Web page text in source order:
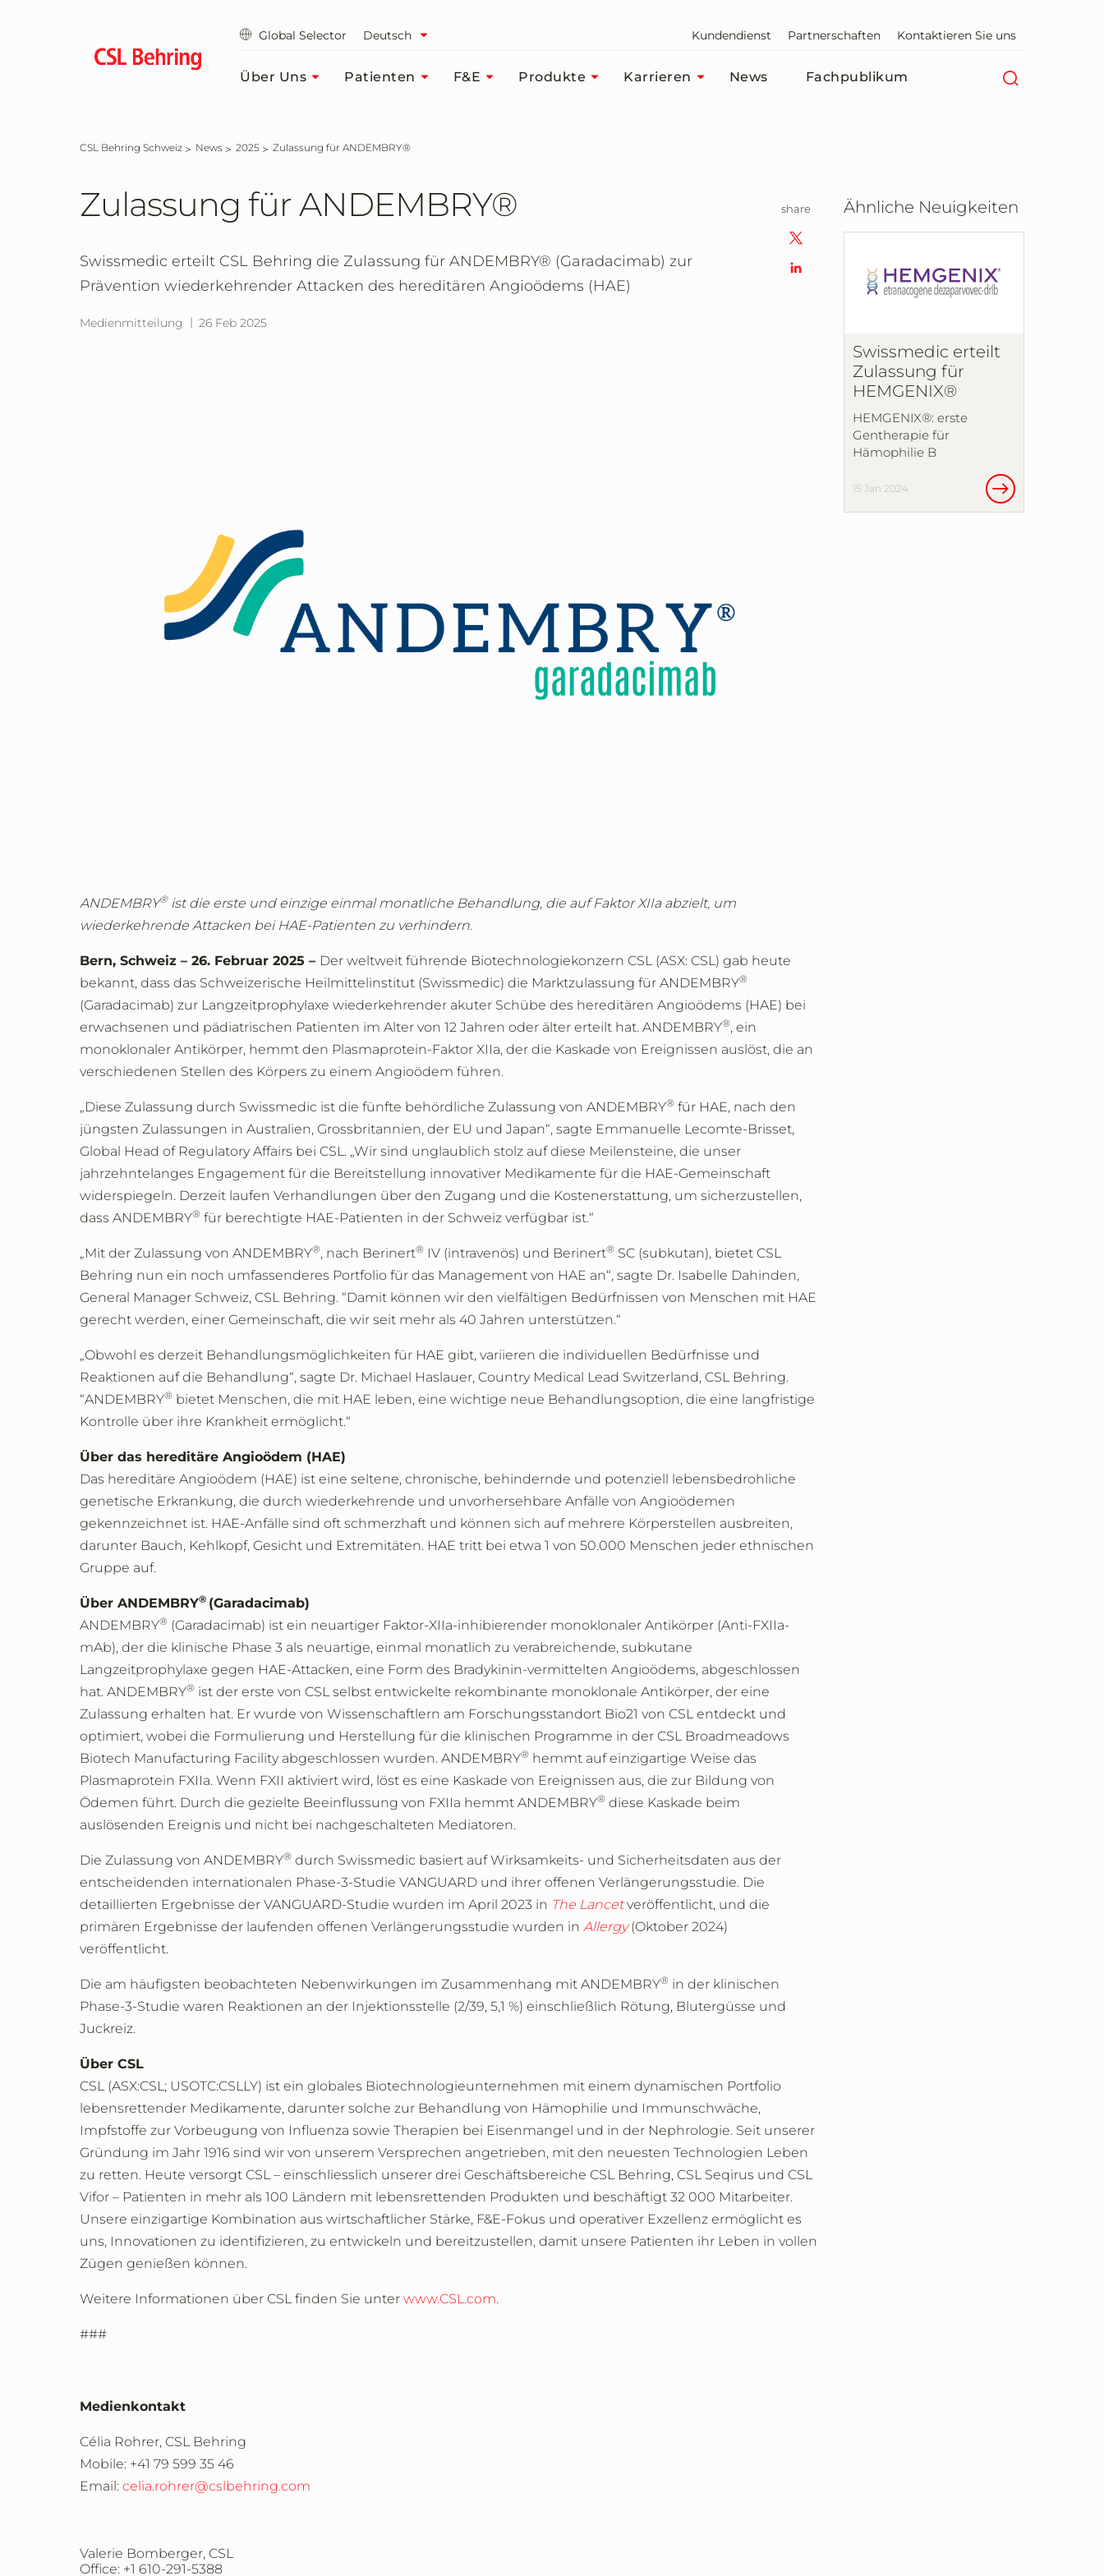
Global Selector Deutsch Kundendienst Partnerschaften Kontaktieren Sie uns
Über Uns Patienten F&E Produkte Karrieren News Fachpublikum
CSL Behring Schweiz News 2025 Zulassung für ANDEMBRY®
Zulassung für ANDEMBRY®
Swissmedic erteilt CSL Behring die Zulassung für ANDEMBRY® (Garadacimab) zur
Prävention wiederkehrender Attacken des hereditären Angioödems (HAE)
Medienmitteilung 26 Feb 2025
ANDEMBRY®ist die erste und einzige einmal monatliche Behandlung, die auf Faktor XIIa abzielt, um
wiederkehrende Attacken bei HAE-Patienten zu verhindern.
Bern, Schweiz – 26. Februar 2025 – Der weltweit führende Biotechnologiekonzern CSL (ASX: CSL) gab heute
bekannt, dass das Schweizerische Heilmittelinstitut (Swissmedic) die Marktzulassung für ANDEMBRY®
(Garadacimab) zur Langzeitprophylaxe wiederkehrender akuter Schübe des hereditären Angioödems (HAE) bei
erwachsenen und pädiatrischen Patienten im Alter von 12 Jahren oder älter erteilt hat. ANDEMBRY®, ein
monoklonaler Antikörper, hemmt den Plasmaprotein-Faktor XIIa, der die Kaskade von Ereignissen auslöst, die an
verschiedenen Stellen des Körpers zu einem Angioödem führen.
„Diese Zulassung durch Swissmedic ist die fünfte behördliche Zulassung von ANDEMBRY® für HAE, nach den
jüngsten Zulassungen in Australien, Grossbritannien, der EU und Japan“, sagte Emmanuelle Lecomte-Brisset,
Global Head of Regulatory Affairs bei CSL. „Wir sind unglaublich stolz auf diese Meilensteine, die unser
jahrzehntelanges Engagement für die Bereitstellung innovativer Medikamente für die HAE-Gemeinschaft
widerspiegeln. Derzeit laufen Verhandlungen über den Zugang und die Kostenerstattung, um sicherzustellen,
dass ANDEMBRY® für berechtigte HAE-Patienten in der Schweiz verfügbar ist.“
„Mit der Zulassung von ANDEMBRY®, nach Berinert® IV (intravenös) und Berinert® SC (subkutan), bietet CSL
Behring nun ein noch umfassenderes Portfolio für das Management von HAE an“, sagte Dr. Isabelle Dahinden,
General Manager Schweiz, CSL Behring. “Damit können wir den vielfältigen Bedürfnissen von Menschen mit HAE
gerecht werden, einer Gemeinschaft, die wir seit mehr als 40 Jahren unterstützen.“
„Obwohl es derzeit Behandlungsmöglichkeiten für HAE gibt, variieren die individuellen Bedürfnisse und
Reaktionen auf die Behandlung“, sagte Dr. Michael Haslauer, Country Medical Lead Switzerland, CSL Behring.
“ANDEMBRY® bietet Menschen, die mit HAE leben, eine wichtige neue Behandlungsoption, die eine langfristige
Kontrolle über ihre Krankheit ermöglicht.“
Über das hereditäre Angioödem (HAE)
Das hereditäre Angioödem (HAE) ist eine seltene, chronische, behindernde und potenziell lebensbedrohliche
genetische Erkrankung, die durch wiederkehrende und unvorhersehbare Anfälle von Angioödemen
gekennzeichnet ist. HAE-Anfälle sind oft schmerzhaft und können sich auf mehrere Körperstellen ausbreiten,
darunter Bauch, Kehlkopf, Gesicht und Extremitäten. HAE tritt bei etwa 1 von 50.000 Menschen jeder ethnischen
Gruppe auf.
Über ANDEMBRY® (Garadacimab)
ANDEMBRY® (Garadacimab) ist ein neuartiger Faktor-XIIa-inhibierender monoklonaler Antikörper (Anti-FXIIa-
mAb), der die klinische Phase 3 als neuartige, einmal monatlich zu verabreichende, subkutane
Langzeitprophylaxe gegen HAE-Attacken, eine Form des Bradykinin-vermittelten Angioödems, abgeschlossen
hat. ANDEMBRY® ist der erste von CSL selbst entwickelte rekombinante monoklonale Antikörper, der eine
Zulassung erhalten hat. Er wurde von Wissenschaftlern am Forschungsstandort Bio21 von CSL entdeckt und
optimiert, wobei die Formulierung und Herstellung für die klinischen Programme in der CSL Broadmeadows
Biotech Manufacturing Facility abgeschlossen wurden. ANDEMBRY® hemmt auf einzigartige Weise das
Plasmaprotein FXIIa. Wenn FXII aktiviert wird, löst es eine Kaskade von Ereignissen aus, die zur Bildung von
Ödemen führt. Durch die gezielte Beeinflussung von FXIIa hemmt ANDEMBRY® diese Kaskade beim
auslösenden Ereignis und nicht bei nachgeschalteten Mediatoren.
Die Zulassung von ANDEMBRY® durch Swissmedic basiert auf Wirksamkeits- und Sicherheitsdaten aus der
entscheidenden internationalen Phase-3-Studie VANGUARD und ihrer offenen Verlängerungsstudie. Die
detaillierten Ergebnisse der VANGUARD-Studie wurden im April 2023 in The Lancetveröffentlicht, und die
primären Ergebnisse der laufenden offenen Verlängerungsstudie wurden in Allergy(Oktober 2024)
veröffentlicht.
Die am häufigsten beobachteten Nebenwirkungen im Zusammenhang mit ANDEMBRY® in der klinischen
Phase-3-Studie waren Reaktionen an der Injektionsstelle (2/39, 5,1 %) einschließlich Rötung, Blutergüsse und
Juckreiz.
Über CSL
CSL (ASX:CSL; USOTC:CSLLY) ist ein globales Biotechnologieunternehmen mit einem dynamischen Portfolio
lebensrettender Medikamente, darunter solche zur Behandlung von Hämophilie und Immunschwäche,
Impfstoffe zur Vorbeugung von Influenza sowie Therapien bei Eisenmangel und in der Nephrologie. Seit unserer
Gründung im Jahr 1916 sind wir von unserem Versprechen angetrieben, mit den neuesten Technologien Leben
zu retten. Heute versorgt CSL – einschliesslich unserer drei Geschäftsbereiche CSL Behring, CSL Seqirus und CSL
Vifor – Patienten in mehr als 100 Ländern mit lebensrettenden Produkten und beschäftigt 32 000 Mitarbeiter.
Unsere einzigartige Kombination aus wirtschaftlicher Stärke, F&E-Fokus und operativer Exzellenz ermöglicht es
uns, Innovationen zu identifizieren, zu entwickeln und bereitzustellen, damit unsere Patienten ihr Leben in vollen
Zügen genießen können.
Weitere Informationen über CSL finden Sie unter www.CSL.com.
###
Medienkontakt
Célia Rohrer, CSL Behring
Mobile: +41 79 599 35 46
Email: celia.rohrer@cslbehring.com
Valerie Bomberger, CSL
Office: +1 610-291-5388
share Ähnliche Neuigkeiten
Swissmedic erteilt
Zulassung für
HEMGENIX®
HEMGENIX®: erste
Gentherapie für
Hämophilie B
15 Jan 2024